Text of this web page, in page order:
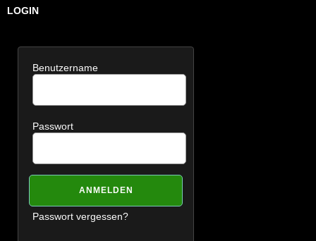
LOGIN
Benutzername
Passwort
Passwort vergessen?